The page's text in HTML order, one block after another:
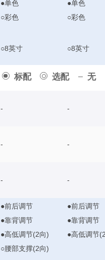
标配 选配 无
●单色
○彩色
●单色
○彩色
○8英寸 ○8英寸
- -
- -
- -
●前后调节
●靠背调节
●高低调节(2向)
○腰部支撑(2向)
●前后调节
●靠背调节
●高低调节